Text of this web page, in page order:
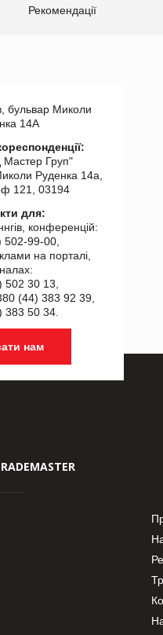
Рекомендації
бульвар Миколи
14А
Груп"
Руденка 14а,
121, 03194
для:
конференцій:
502-99-00,
на порталі,
502 30 13,
(44) 383 92 39,
383 50 34.
нам